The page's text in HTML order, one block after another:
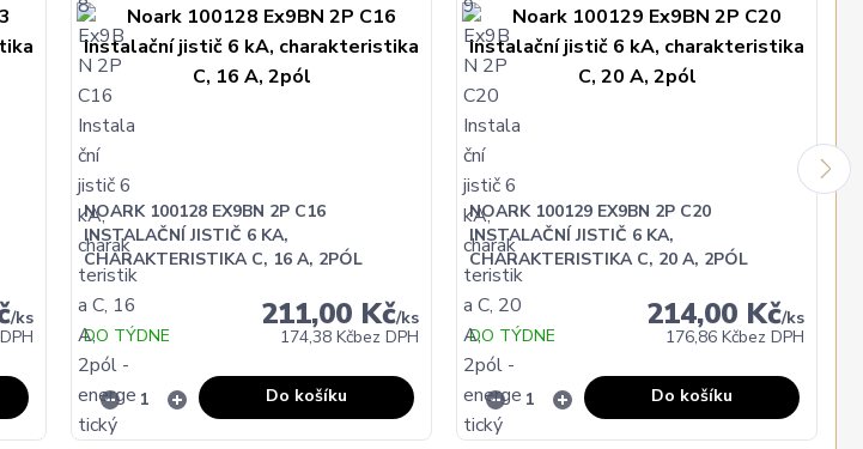
/ks
NOARK 100128 EX9BN 2P C16
INSTALAČNÍ JISTIČ 6 KA,
CHARAKTERISTIKA C, 16 A, 2PÓL
211,00 Kč/ks
174,38 Kčbez DPH
DO TÝDNE
Do košíku
NOARK 100129 EX9BN 2P C20
INSTALAČNÍ JISTIČ 6 KA,
CHARAKTERISTIKA C, 20 A, 2PÓL
214,00 Kč/ks
176,86 Kčbez DPH
DO TÝDNE
Do košíku